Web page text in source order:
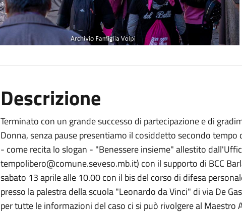
Descrizione
Terminato con un grande successo di partecipazione e di
Donna, senza pause presentiamo il cosiddetto secondo
- come recita lo slogan - "Benessere insieme" allestito
tempolibero@comune.seveso.mb.it) con il supporto di BCC
sabato 13 aprile alle 10.00 con il bis del corso di difesa
presso la palestra della scuola "Leonardo da Vinci" di via De
per tutte le informazioni del caso ci si può rivolgere al